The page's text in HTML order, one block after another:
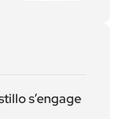
s’engage